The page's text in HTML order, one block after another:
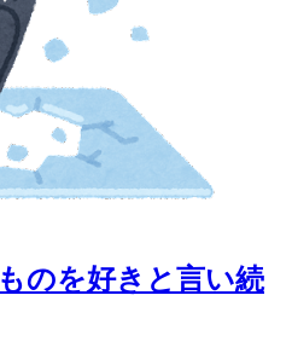
のを好きと言い続